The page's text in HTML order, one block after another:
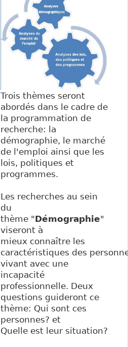
Trois thèmes seront
abordés dans le cadre de
la programmation de
recherche: la
démographie, le marché
de l'emploi ainsi que les
lois, politiques et
programmes.
Les recherches au sein
du
thème "Démographie"
viseront à
mieux connaître les
caractéristiques des
vivant avec une
incapacité
professionnelle. Deux
questions guideront ce
thème: Qui sont ces
personnes? et
Quelle est leur situation?